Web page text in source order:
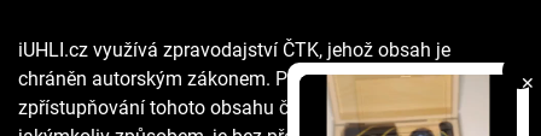
✕
iUHLI.cz využívá zpravodajství ČTK, jehož obsah je
chráněn autorským zákonem. Přepis, šíření či další
zpřístupňování tohoto obsahu či jeho části veřejnosti, a to